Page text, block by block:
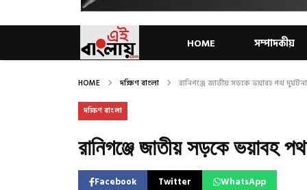
HOME সম্পাদকীয়
HOME দক্ষিণ বাংলা রানিগঞ্জে জাতীয় সড়কে ভয়াবহ পথ দুর্ঘটনা
দক্ষিণ বাংলা
রানিগঞ্জে জাতীয় সড়কে ভয়াবহ পথ
Facebook Twitter WhatsApp